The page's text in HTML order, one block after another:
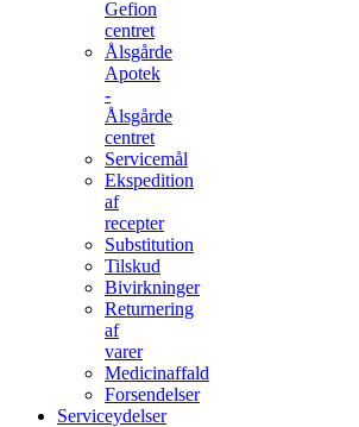
Gefion
centret
Ålsgårde
Apotek
-
Ålsgårde
centret
Servicemål
Ekspedition
af
recepter
Substitution
Tilskud
Bivirkninger
Returnering
af
varer
Medicinaffald
Forsendelser
Serviceydelser